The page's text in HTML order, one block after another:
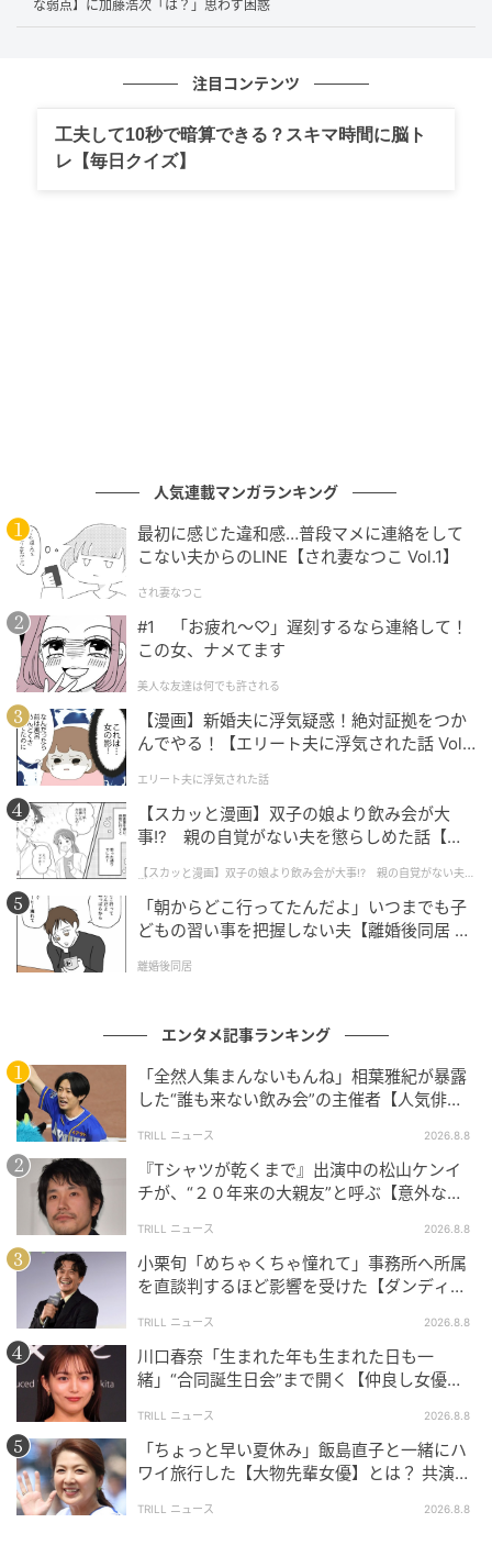
同じクラスだったという事実は、多くの視聴者にとっ
て新鮮な驚きだったのではないでしょうか。トップア
#1 「あっ、財布忘れちゃった」「いいよ出
すよ〜！」これが全ての始まりでした
の記事をもっとみる
な弱点】に加藤浩次「は？」思わず困惑
注目コンテンツ
工夫して10秒で暗算できる？スキマ時間に脳ト
レ【毎日クイズ】
人気連載マンガランキング
最初に感じた違和感…普段マメに連絡をして
こない夫からのLINE【され妻なつこ Vol.1】
され妻なつこ
#1 「お疲れ〜♡」遅刻するなら連絡して！
この女、ナメてます
美人な友達は何でも許される
【漫画】新婚夫に浮気疑惑！絶対証拠をつか
んでやる！【エリート夫に浮気された話 Vol.
エリート夫に浮気された話
【スカッと漫画】双子の娘より飲み会が大
事!? 親の自覚がない夫を懲らしめた話【第1
【スカッと漫画】双子の娘より飲み会が大事!? 親の自覚がない夫を
懲らしめた話
「朝からどこ行ってたんだよ」いつまでも子
どもの習い事を把握しない夫【離婚後同居 Vo
離婚後同居
エンタメ記事ランキング
「全然人集まんないもんね」相葉雅紀が暴露
した“誰も来ない飲み会”の主催者【人気俳
TRILL ニュース 2026.8.8
『Tシャツが乾くまで』出演中の松山ケンイ
チが、“２０年来の大親友”と呼ぶ【意外な人
TRILL ニュース 2026.8.8
小栗旬「めちゃくちゃ憧れて」事務所へ所属
を直談判するほど影響を受けた【ダンディ俳
TRILL ニュース 2026.8.8
川口春奈「生まれた年も生まれた日も一
緒」“合同誕生日会”まで開く【仲良し女優】
TRILL ニュース 2026.8.8
「ちょっと早い夏休み」飯島直子と一緒にハ
ワイ旅行した【大物先輩女優】とは？ 共演で
TRILL ニュース 2026.8.8